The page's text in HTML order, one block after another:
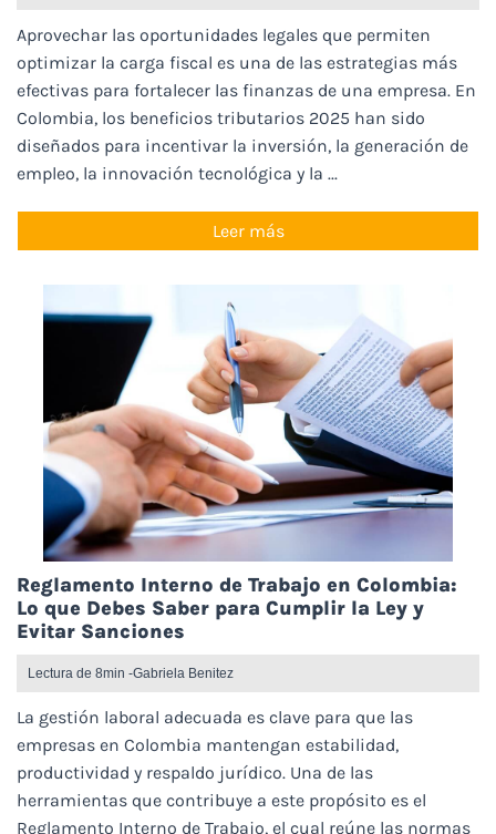
Aprovechar las oportunidades legales que permiten
optimizar la carga fiscal es una de las estrategias más
efectivas para fortalecer las finanzas de una empresa. En
Colombia, los beneficios tributarios 2025 han sido
diseñados para incentivar la inversión, la generación de
empleo, la innovación tecnológica y la ...
Leer más
Reglamento Interno de Trabajo en Colombia:
Lo que Debes Saber para Cumplir la Ley y
Evitar Sanciones
Gabriela Benitez
Lectura de 8min -
La gestión laboral adecuada es clave para que las
empresas en Colombia mantengan estabilidad,
productividad y respaldo jurídico. Una de las
herramientas que contribuye a este propósito es el
Reglamento Interno de Trabajo, el cual reúne las normas